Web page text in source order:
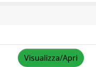
Visualizza/Apri